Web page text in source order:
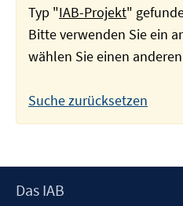
Typ "IAB-Projekt"
Bitte verwenden Sie ein
wählen Sie einen
Suche zurücksetzen
Footer
Das IAB